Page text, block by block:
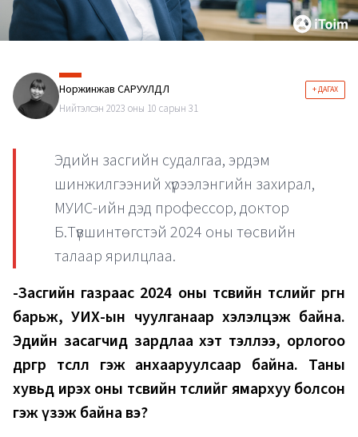
Норжинжав САРУУЛДӨЛ + ДАГАХ
Нийтэлсэн 2023 оны 10 сарын 31
Эдийн засгийн судалгаа, эрдэм
шинжилгээний хүрээлэнгийн захирал,
МУИС-ийн дэд профессор, доктор
Б.Түвшинтөгстэй 2024 оны төсвийн
талаар ярилцлаа.
-Засгийн газраас 2024 оны төсвийн төслийг өргөн
барьж, УИХ-ын чуулганаар хэлэлцэж байна.
Эдийн засагчид зардлаа хэт тэллээ, орлогоо
өөдрөгөөр төсөөллөө гэж анхааруулсаар байна. Таны
хувьд ирэх оны төсвийн төслийг ямархуу болсон
гэж үзэж байна вэ?